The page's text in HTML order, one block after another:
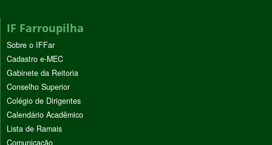
IF Farroupilha
Sobre o IFFar
Cadastro e-MEC
Gabinete da Reitoria
Conselho Superior
Colégio de Dirigentes
Calendário Acadêmico
Lista de Ramais
Comunicação